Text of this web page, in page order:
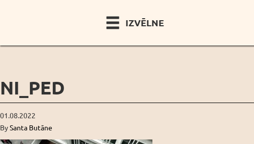
IZVĒLNE
NI_PED
01.08.2022
BySanta Butāne